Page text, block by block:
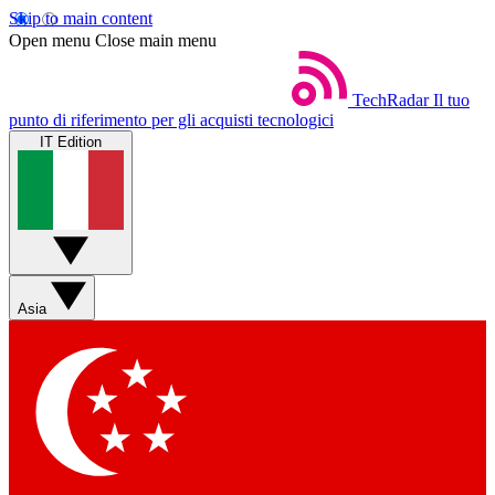
Skip to main content
Open menu Close main menu
TechRadar Il tuo
punto di riferimento per gli acquisti tecnologici
IT Edition
Asia